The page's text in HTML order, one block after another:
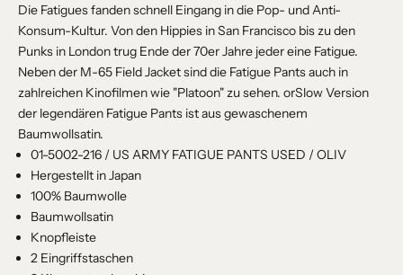
Die Fatigues fanden schnell Eingang in die Pop- und Anti-
Konsum-Kultur. Von den Hippies in San Francisco bis zu den
Punks in London trug Ende der 70er Jahre jeder eine Fatigue.
Neben der M-65 Field Jacket sind die Fatigue Pants auch in
zahlreichen Kinofilmen wie "Platoon" zu sehen. orSlow Version
der legendären Fatigue Pants ist aus gewaschenem
Baumwollsatin.
01-5002-216 / US ARMY FATIGUE PANTS USED / OLIV
Hergestellt in Japan
100% Baumwolle
Baumwollsatin
Knopfleiste
2 Eingriffstaschen